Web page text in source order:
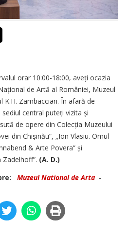
orar 10:00-18:00, aveți ocazia
de Artă al României, Muzeul
K.H. Zambaccian. În afară de
central pu­teți vizita și
de opere din Colecția Muzeului
din Chișinău”, „Ion Vlasiu. Omul
& Arte Povera” și
(A. D.)
Muzeul National de Arta -